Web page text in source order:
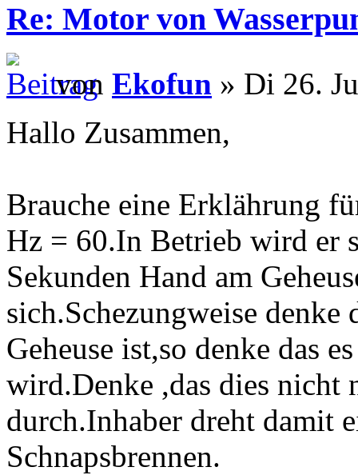
Re: Motor von
von Ekofun » Di 26.
Hallo Zusammen,
Brauche eine Erklährung
Hz = 60.In Betrieb wird er
Sekunden Hand am
sich.Schezungweise denke
Geheuse ist,so denke das
wird.Denke ,das dies nicht
durch.Inhaber dreht damit
Schnapsbrennen.